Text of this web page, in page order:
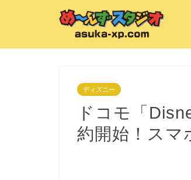
ディズニー
ドコモ「
約開始！スマ